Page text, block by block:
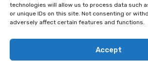
technologies will allow us to process data such
or unique IDs on this site. Not consenting or
adversely affect certain features and functions.
Accept
l’Ouest. Son premier projet
Stories(2 tomes), rencontre un
proposent de développer l’univers
RedFlower (2 tomes parus, 5